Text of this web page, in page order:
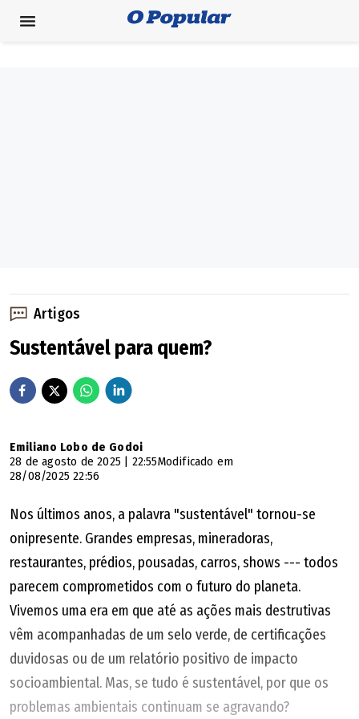
Artigos
Sustentável para quem?
Emiliano Lobo de Godoi
28 de agosto de 2025 | 22:55Modificado em
28/08/2025 22:56
Nos últimos anos, a palavra "sustentável" tornou-se
onipresente. Grandes empresas, mineradoras,
restaurantes, prédios, pousadas, carros, shows --- todos
parecem comprometidos com o futuro do planeta.
Vivemos uma era em que até as ações mais destrutivas
vêm acompanhadas de um selo verde, de certificações
duvidosas ou de um relatório positivo de impacto
socioambiental. Mas, se tudo é sustentável, por que os
problemas ambientais continuam se agravando?